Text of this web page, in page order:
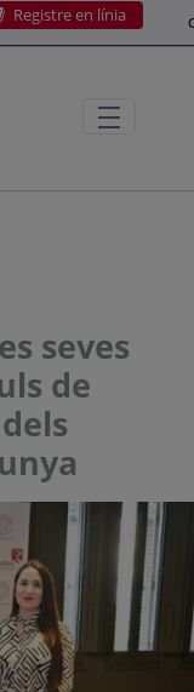
Registre en línia
seves
de